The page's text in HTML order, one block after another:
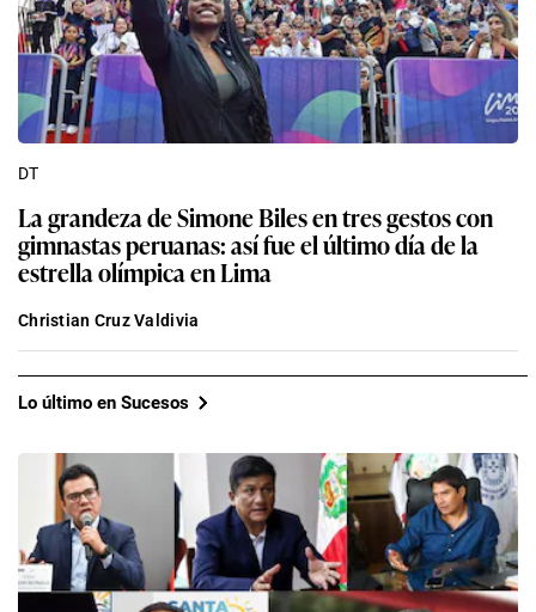
DT
La grandeza de Simone Biles en tres gestos con
gimnastas peruanas: así fue el último día de la
estrella olímpica en Lima
Christian Cruz Valdivia
Lo último en Sucesos